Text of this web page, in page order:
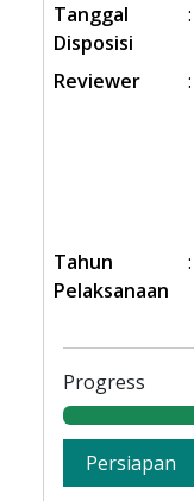
Tanggal
Disposisi
:
Reviewer :
Tahun
Pelaksanaan
:
Progress
Persiapan